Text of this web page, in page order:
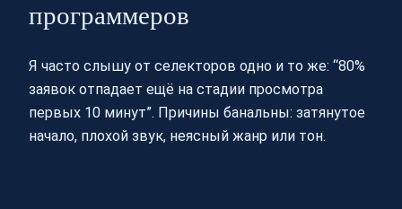
программеров
Я часто слышу от селекторов одно и то же: “80%
заявок отпадает ещё на стадии просмотра
первых 10 минут”. Причины банальны: затянутое
начало, плохой звук, неясный жанр или тон.